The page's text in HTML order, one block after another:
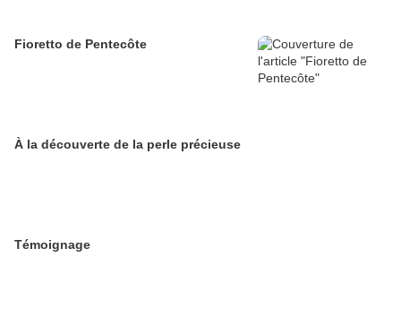
Fioretto de Pentecôte
À la découverte de la perle précieuse
Témoignage